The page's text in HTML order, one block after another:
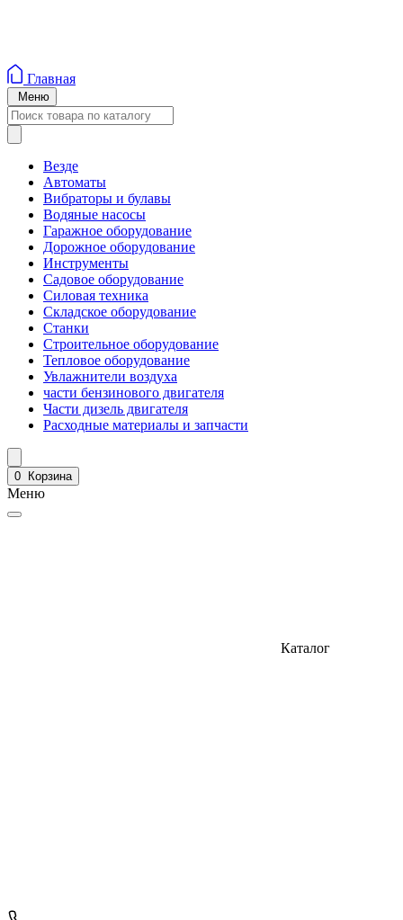
Главная
Меню
Везде
Автоматы
Вибраторы и булавы
Водяные насосы
Гаражное оборудование
Дорожное оборудование
Инструменты
Садовое оборудование
Силовая техника
Складское оборудование
Станки
Строительное оборудование
Тепловое оборудование
Увлажнители воздуха
части бензинового двигателя
Части дизель двигателя
Расходные материалы и запчасти
0 Корзина
Меню
Каталог